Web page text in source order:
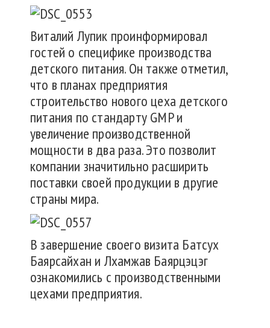
Виталий Лупик проинформировал
гостей о специфике производства
детского питания. Он также отметил,
что в планах предприятия
строительство нового цеха детского
питания по стандарту GMP и
увеличение производственной
мощности в два раза. Это позволит
компании значитильно расширить
поставки своей продукции в другие
страны мира.
В завершение своего визита Батсух
Баярсайхан и Лхамжав Баярцэцэг
ознакомились с производственными
цехами предприятия.